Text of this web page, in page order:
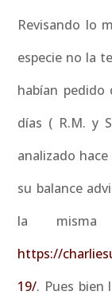
Revisando lo
especie no la
habían
días ( R.M. y
analizado
su balance
la misma
https://
19/. Pues